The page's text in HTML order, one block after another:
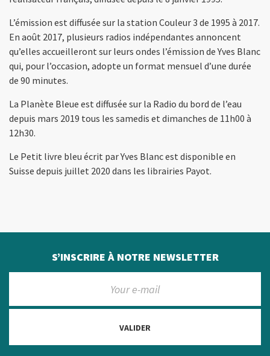
L’émission est diffusée sur la station Couleur 3 de 1995 à 2017.
En août 2017, plusieurs radios indépendantes annoncent
qu’elles accueilleront sur leurs ondes l’émission de Yves Blanc
qui, pour l’occasion, adopte un format mensuel d’une durée
de 90 minutes.
La Planète Bleue est diffusée sur la Radio du bord de l’eau
depuis mars 2019 tous les samedis et dimanches de 11h00 à
12h30.
Le Petit livre bleu écrit par Yves Blanc est disponible en
Suisse depuis juillet 2020 dans les librairies Payot.
S’INSCRIRE À NOTRE NEWSLETTER
VALIDER